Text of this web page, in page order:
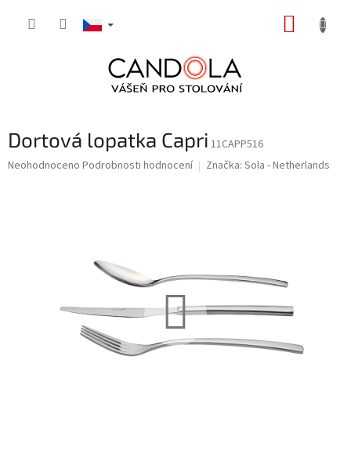
Dortová lopatka Capri 11CAPP516
Průměrné
Neohodnoceno Podrobnosti hodnocení Značka: Sola - Netherlands